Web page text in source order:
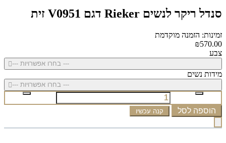
סנדל ריקר לנשים Rieker דגם V0951 זית
זמינות: הזמנה מוקדמת
₪570.00
צבע
--- בחרו אפשרויות ---
מידות נשים
--- בחרו אפשרויות ---
הוספה לסל קנה עכשיו